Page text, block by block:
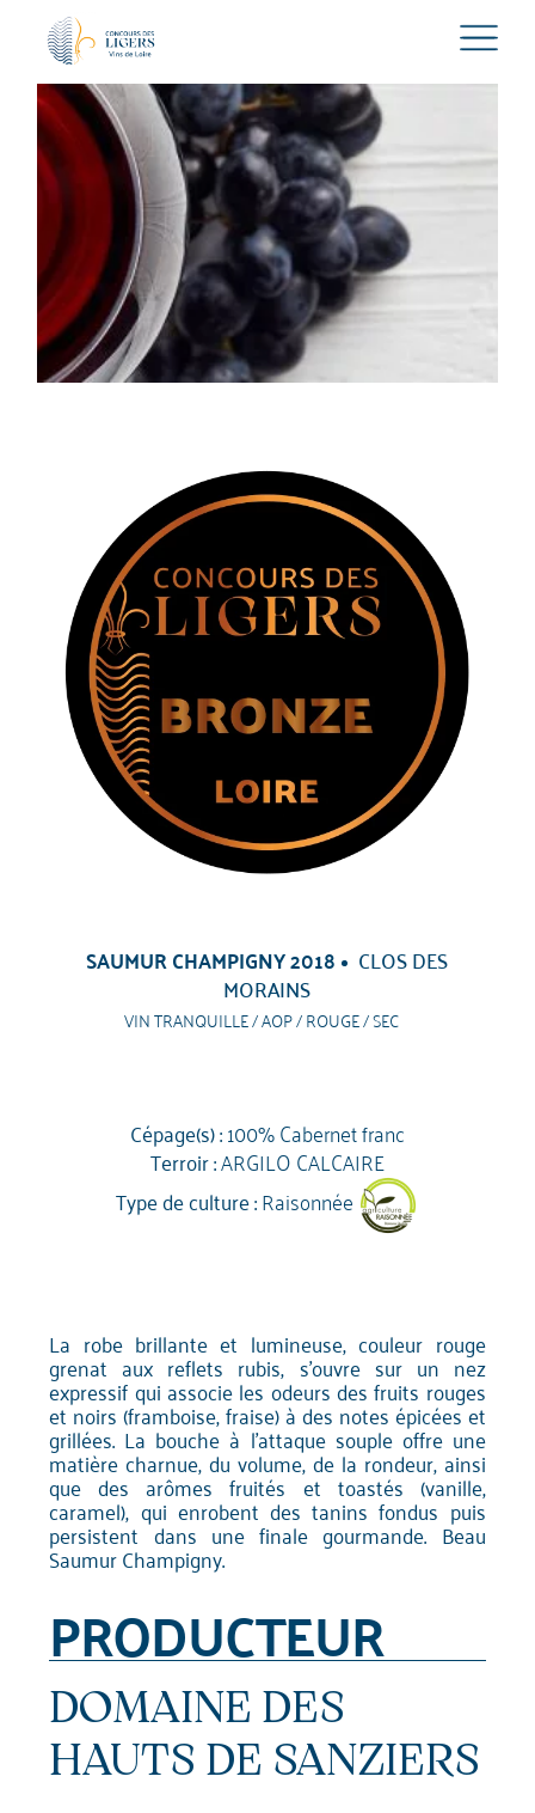
SAUMUR CHAMPIGNY 2018 CLOS DES
MORAINS
VIN TRANQUILLE / AOP / ROUGE / SEC
Cépage(s) :100% Cabernet franc
Terroir :ARGILO CALCAIRE
Type de culture :Raisonnée
La robe brillante et lumineuse, couleur rouge
grenat aux reflets rubis, s'ouvre sur un nez
expressif qui associe les odeurs des fruits rouges
et noirs (framboise, fraise) à des notes épicées et
grillées. La bouche à l'attaque souple offre une
matière charnue, du volume, de la rondeur, ainsi
que des arômes fruités et toastés (vanille,
caramel), qui enrobent des tanins fondus puis
persistent dans une finale gourmande. Beau
Saumur Champigny.
PRODUCTEUR
DOMAINE DES
HAUTS DE SANZIERS